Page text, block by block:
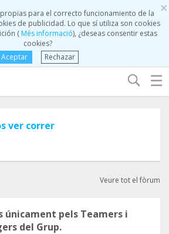
×
para el correcto funcionamiento de la
de publicidad. Lo que sí utiliza son cookies
(Més informació), ¿deseas consentir estas
cookies?
Aceptar
Rechazar
☰
ver correr
Veure tot el fòrum
únicament pels Teamers i
del Grup.